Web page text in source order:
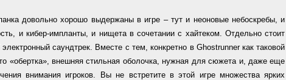
довольно хорошо выдержаны в игре – тут и неоновые небоскребы, и
и кибер-импланты, и нищета в сочетании с хайтеком. Отдельно стоит
саундтрек. Вместе с тем, конкретно в Ghostrunner как таковой
«обертка», внешняя стильная оболочка, нужная для сюжета и, даже еще
внимания игроков. Вы не встретите в этой игре множества ярких